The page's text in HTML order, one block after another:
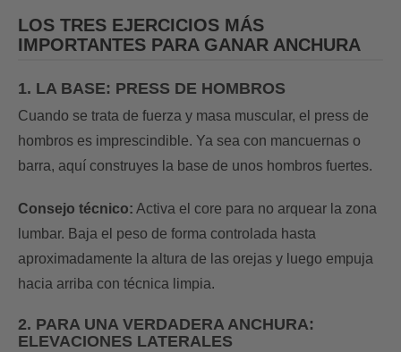
LOS TRES EJERCICIOS MÁS
IMPORTANTES PARA GANAR ANCHURA
1. LA BASE: PRESS DE HOMBROS
Cuando se trata de fuerza y masa muscular, el press de
hombros es imprescindible. Ya sea con mancuernas o
barra, aquí construyes la base de unos hombros fuertes.
Consejo técnico: Activa el core para no arquear la zona
lumbar. Baja el peso de forma controlada hasta
aproximadamente la altura de las orejas y luego empuja
hacia arriba con técnica limpia.
2. PARA UNA VERDADERA ANCHURA:
ELEVACIONES LATERALES